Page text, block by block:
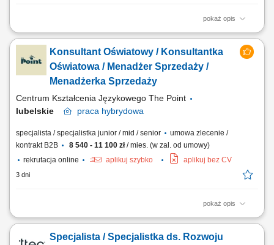
pokaż opis
aktywna sprzedaż B2B oraz rozwój współpracy z obecnymi klientami,
pozyskiwanie nowych kontrahentów na rynku krajowym i zagranicznym,
obsługa pełnego procesu sprzedażowego i nadzór nad realizacją
zamówień, dbanie o wysoką jakość obsługi klientów przed i po
sprzedaży, prowadzenie...
Konsultant Oświatowy / Konsultantka
Oświatowa / Menadżer Sprzedaży /
Menadżerka Sprzedaży
Centrum Kształcenia Językowego The Point
lubelskie
praca hybrydowa
specjalista / specjalistka junior / mid / senior
umowa zlecenie /
kontrakt B2B
8 540 - 11 100 zł/ mies. (w zal. od umowy)
rekrutacja online
aplikuj szybko aplikuj bez CV
3 dni
pokaż opis
Czym zajmuje się Konsultant Oświatowy / Konsultantka Oświatowa?
szkolnej/akademickiej na spotkaniach w placówkach oświatowych
Specjalista / Specjalistka ds. Rozwoju